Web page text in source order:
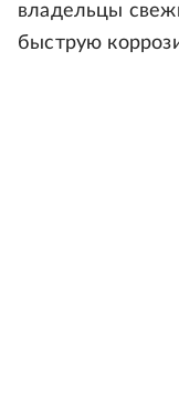
владельцы
быструю